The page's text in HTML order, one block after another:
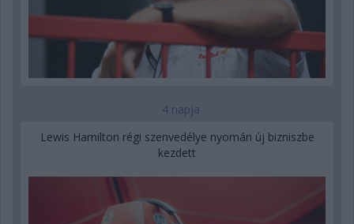
4 napja
Lewis Hamilton régi szenvedélye nyomán új bizniszbe
kezdett